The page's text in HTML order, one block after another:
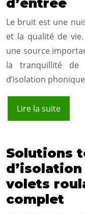
d’entrée
Le bruit est une
et la qualité de
une source
la tranquillité de
d’isolation
Lire la suite
Solutions
volets
complet